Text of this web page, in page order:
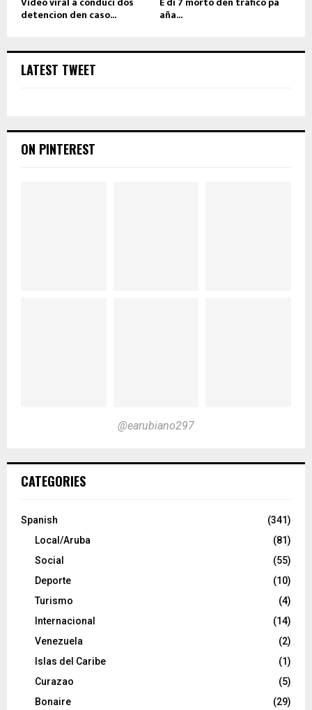
detencion den caso... aña...
LATEST TWEET
ON PINTEREST
@earubiano297
CATEGORIES
Spanish
(341)
Local/Aruba
(81)
Social
(55)
Deporte
(10)
Turismo
(4)
Internacional
(14)
Venezuela
(2)
Islas del Caribe
(1)
Curazao
(5)
Bonaire
(29)